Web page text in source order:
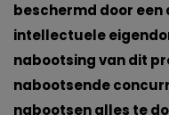
beschermd door
intellectuele
nabootsing van dit
nabootsende
nabootsen alles te